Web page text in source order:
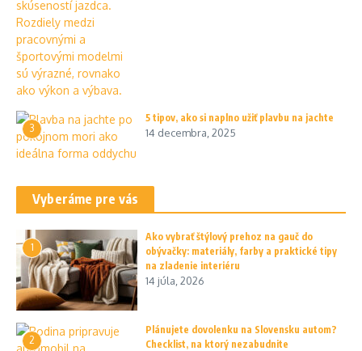
3
5 tipov, ako si naplno užiť plavbu na jachte
14 decembra, 2025
Vyberáme pre vás
1
Ako vybrať štýlový prehoz na gauč do
obývačky: materiály, farby a praktické tipy
na zladenie interiéru
14 júla, 2026
2
Plánujete dovolenku na Slovensku autom?
Checklist, na ktorý nezabudnite